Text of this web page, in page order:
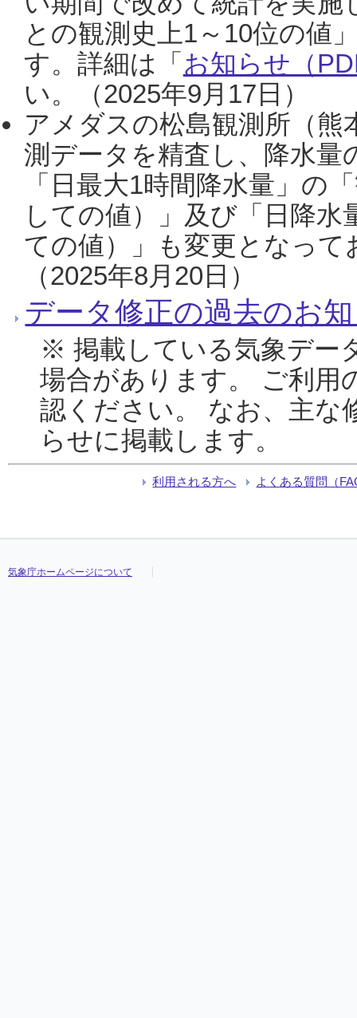
との観測史上1～10位の値
す。詳細は「 お知らせ（
い。（2025年9月17日）
アメダスの松島観測所（熊
測データを精査し、降水
「日最大1時間降水量」の
しての値）」及び「日降
ての値）」も変更となっ
（2025年8月20日）
データ修正の過去のお
※ 掲載している気象デー
場合があります。 ご利用
認ください。 なお、主な
らせに掲載します。
利用される方へ よくある質問（
気象庁ホームページについて